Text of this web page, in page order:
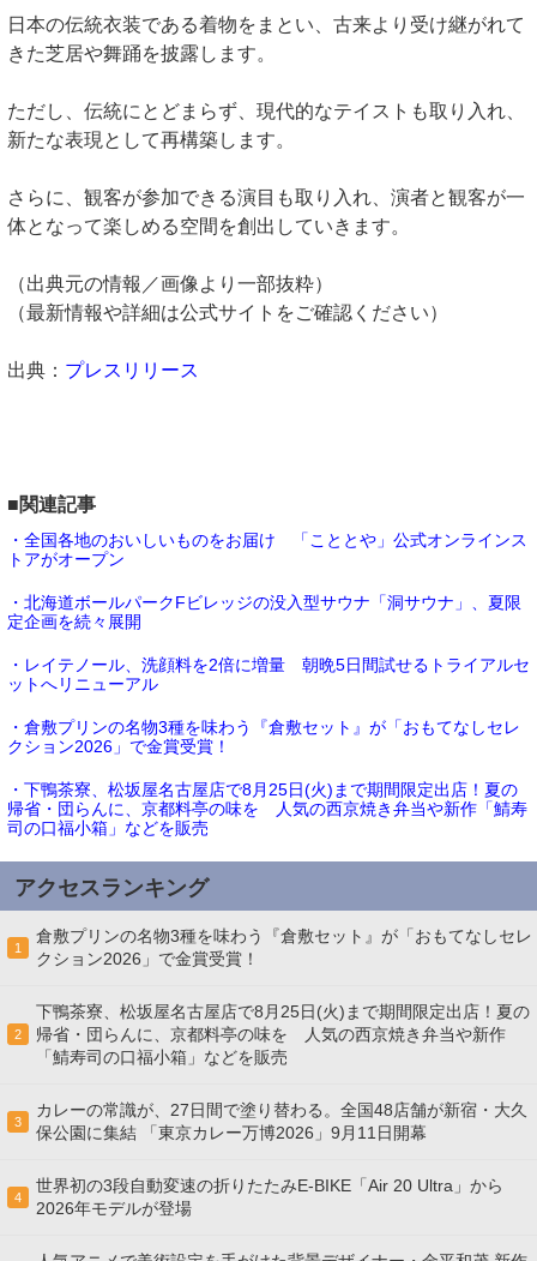
日本の伝統衣装である着物をまとい、古来より受け継がれて
きた芝居や舞踊を披露します。
ただし、伝統にとどまらず、現代的なテイストも取り入れ、
新たな表現として再構築します。
さらに、観客が参加できる演目も取り入れ、演者と観客が一
体となって楽しめる空間を創出していきます。
（出典元の情報／画像より一部抜粋）
（最新情報や詳細は公式サイトをご確認ください）
出典： プレスリリース
■関連記事
・全国各地のおいしいものをお届け 「こととや」公式オンラインス
トアがオープン
・北海道ボールパークFビレッジの没入型サウナ「洞サウナ」、夏限
定企画を続々展開
・レイテノール、洗顔料を2倍に増量 朝晩5日間試せるトライアルセ
ットへリニューアル
・倉敷プリンの名物3種を味わう『倉敷セット』が「おもてなしセレ
クション2026」で金賞受賞！
・下鴨茶寮、松坂屋名古屋店で8月25日(火)まで期間限定出店！夏の
帰省・団らんに、京都料亭の味を 人気の西京焼き弁当や新作「鯖寿
司の口福小箱」などを販売
アクセスランキング
1
倉敷プリンの名物3種を味わう『倉敷セット』が「おもてなしセレ
クション2026」で金賞受賞！
2
下鴨茶寮、松坂屋名古屋店で8月25日(火)まで期間限定出店！夏の
帰省・団らんに、京都料亭の味を 人気の西京焼き弁当や新作
「鯖寿司の口福小箱」などを販売
3
カレーの常識が、27日間で塗り替わる。全国48店舗が新宿・大久
保公園に集結 「東京カレー万博2026」9月11日開幕
4
世界初の3段自動変速の折りたたみE-BIKE「Air 20 Ultra」から
2026年モデルが登場